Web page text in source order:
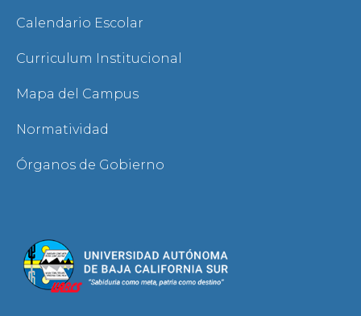
Calendario Escolar
Curriculum Institucional
Mapa del Campus
Normatividad
Órganos de Gobierno